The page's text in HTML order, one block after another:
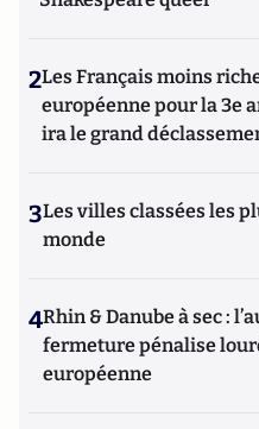
2Les Français moins
européenne pour la 3e
ira le grand
3Les villes classées les
monde
4Rhin & Danube à sec :
fermeture pénalise
européenne